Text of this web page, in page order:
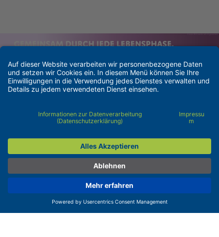
Barrierefreiheit
Pflichtangaben